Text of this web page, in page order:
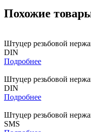
Похожие
Штуцер резьбовой
DIN
Подробнее
Штуцер резьбовой
DIN
Подробнее
Штуцер резьбовой
SMS